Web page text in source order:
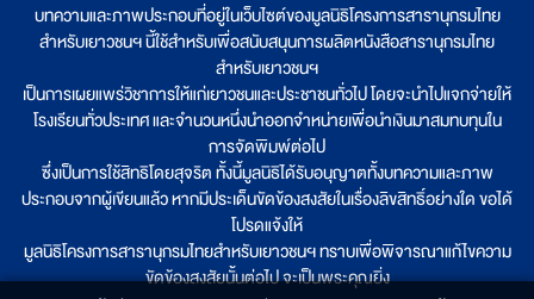
บทความและภาพประกอบที่อยู่ในเว็บไซต์ของมูลนิธิโครงการสารานุกรมไทย
สำหรับเยาวชนฯ นี้ใช้สำหรับเพื่อสนับสนุนการผลิตหนังสือสารานุกรมไทย
สำหรับเยาวชนฯ
เป็นการเผยแพร่วิชาการให้แก่เยาวชนและประชาชนทั่วไป โดยจะนำไปแจกจ่ายให้
โรงเรียนทั่วประเทศ และจำนวนหนึ่งนำออกจำหน่ายเพื่อนำเงินมาสมทบทุนใน
การจัดพิมพ์ต่อไป
ซึ่งเป็นการใช้สิทธิโดยสุจริต ทั้งนี้มูลนิธิได้รับอนุญาตทั้งบทความและภาพ
ประกอบจากผู้เขียนแล้ว หากมีประเด็นขัดข้องสงสัยในเรื่องลิขสิทธิ์อย่างใด ขอได้
โปรดแจ้งให้
มูลนิธิโครงการสารานุกรมไทยสำหรับเยาวชนฯ ทราบเพื่อพิจารณาแก้ไขความ
ขัดข้องสงสัยนั้นต่อไป จะเป็นพระคุณยิ่ง